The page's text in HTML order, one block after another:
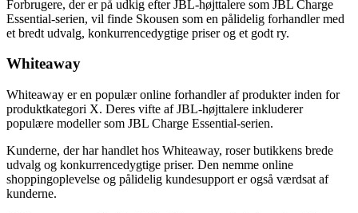
Forbrugere, der er på udkig efter JBL-højttalere som JBL Charge
Essential-serien, vil finde Skousen som en pålidelig forhandler med
et bredt udvalg, konkurrencedygtige priser og et godt ry.
Whiteaway
Whiteaway er en populær online forhandler af produkter inden for
produktkategori X. Deres vifte af JBL-højttalere inkluderer
populære modeller som JBL Charge Essential-serien.
Kunderne, der har handlet hos Whiteaway, roser butikkens brede
udvalg og konkurrencedygtige priser. Den nemme online
shoppingoplevelse og pålidelig kundesupport er også værdsat af
kunderne.